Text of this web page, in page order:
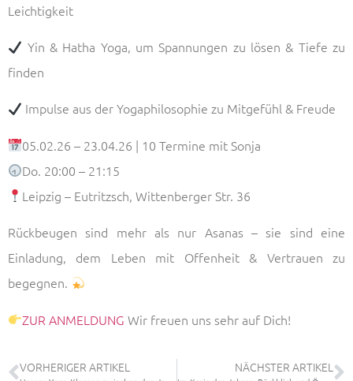
Leichtigkeit
Yin & Hatha Yoga, um Spannungen zu lösen & Tiefe zu
finden
Impulse aus der Yogaphilosophie zu Mitgefühl & Freude
05.02.26 – 23.04.26 | 10 Termine mit Sonja
Do. 20:00 – 21:15
Leipzig – Eutritzsch, Wittenberger Str. 36
Rückbeugen sind mehr als nur Asanas – sie sind eine
Einladung, dem Leben mit Offenheit & Vertrauen zu
begegnen.
ZUR ANMELDUNG Wir freuen uns sehr auf Dich!
VORHERIGER ARTIKEL NÄCHSTER ARTIKEL